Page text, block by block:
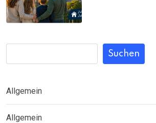
Suchen
Allgemein
Allgemein